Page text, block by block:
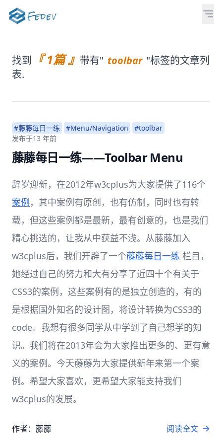
找到 『 1篇 』 带有" toolbar "标签的文章列
表.
#藤藤每日一练 #Menu/Navigation
#toolbar
发布于13 年前
藤藤每日一练——Toolbar Menu
辞岁迎新，在2012年w3cplus为大家提供了116个
案例，其中案例有原创，也有仿制，同时也有转
载，但这些案例都是最新，最有创意的，也是我们
精心挑选的，让我从中获益不浅。从藤藤加入
w3cplus后，我们开辟了一个藤藤每日一练 栏目，
她经过自己的努力和大有分享了近四十个有关于
CSS3的案例，这些案例有的是独立创造的，有的
是根据国外知名的设计图，将设计转换为CSS3的
code。我想有很多同学从中学到了自己想学的知
识。我们将在2013年会为大家推出更多的、更有意
义的案例。今天藤藤为大家提供新年来第一个案
例。希望大家喜欢，更希望大家能支持我们
w3cplus的发展。
作者：藤藤 阅读全文